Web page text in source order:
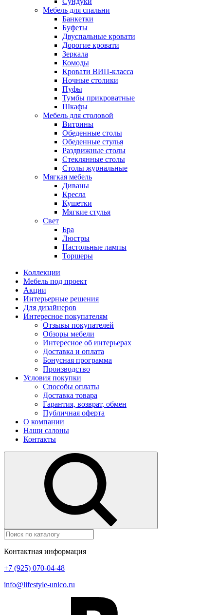
Мебель для спальни
Банкетки
Буфеты
Двуспальные кровати
Дорогие кровати
Зеркала
Комоды
Кровати ВИП-класса
Ночные столики
Пуфы
Тумбы прикроватные
Шкафы
Мебель для столовой
Витрины
Обеденные столы
Обеденные стулья
Раздвижные столы
Стеклянные столы
Столы журнальные
Мягкая мебель
Диваны
Кресла
Кушетки
Мягкие стулья
Свет
Бра
Люстры
Настольные лампы
Торшеры
Коллекции
Мебель под проект
Акции
Интерьерные решения
Для дизайнеров
Интересное покупателям
Отзывы покупателей
Обзоры мебели
Интересное об интерьерах
Доставка и оплата
Бонусная программа
Производство
Условия покупки
Способы оплаты
Доставка товара
Гарантия, возврат, обмен
Публичная оферта
О компании
Наши салоны
Контакты
Контактная информация
+7 (925) 070-04-48
info@lifestyle-unico.ru